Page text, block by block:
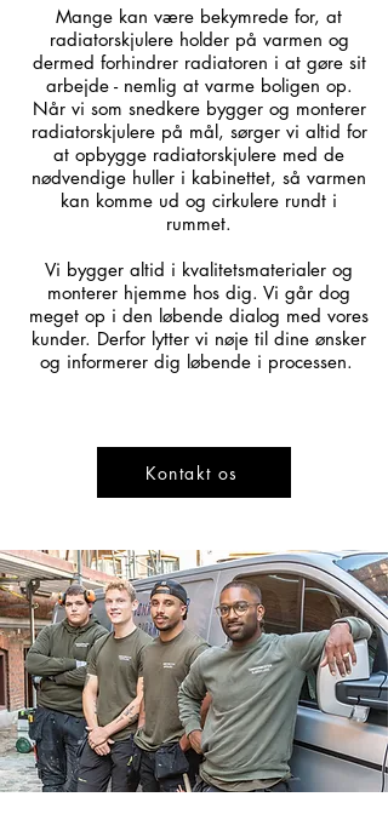
Mange kan være bekymrede for, at
radiatorskjulere holder på varmen og
dermed forhindrer radiatoren i at gøre sit
arbejde - nemlig at varme boligen op.
Når vi som snedkere bygger og monterer
radiatorskjulere på mål, sørger vi altid for
at opbygge radiatorskjulere med de
nødvendige huller i kabinettet, så varmen
kan komme ud og cirkulere rundt i
rummet.
Vi bygger altid i kvalitetsmaterialer og
monterer hjemme hos dig. Vi går dog
meget op i den løbende dialog med vores
kunder. Derfor lytter vi nøje til dine ønsker
og informerer dig løbende i processen.
Kontakt os